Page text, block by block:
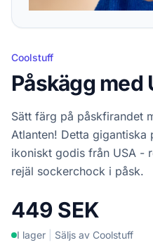
Coolstuff
Påskägg med
Sätt färg på påskfirandet
Atlanten! Detta
ikoniskt godis från USA -
rejäl sockerchock i påsk.
449 SEK
I lager Säljs av Coolstuff